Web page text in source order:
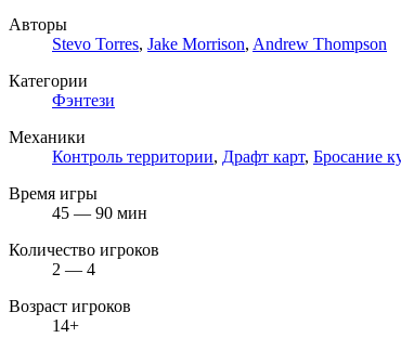
Авторы
Stevo Torres, Jake Morrison, Andrew Thompson
Категории
Фэнтези
Механики
Контроль территории, Драфт карт, Бросание
Время игры
45 — 90 мин
Количество игроков
2 — 4
Возраст игроков
14+